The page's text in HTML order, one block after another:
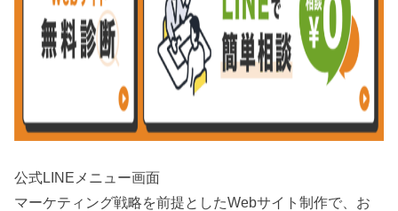
公式LINEメニュー画面
マーケティング戦略を前提としたWebサイト制作で、お